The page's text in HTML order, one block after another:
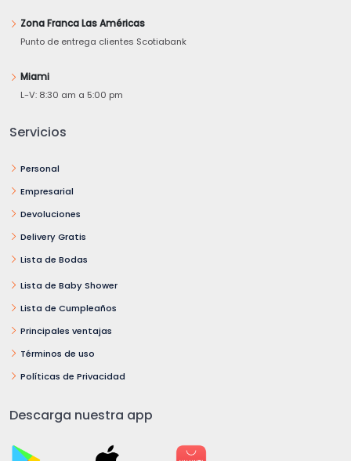
Zona Franca Las Américas
Punto de entrega clientes Scotiabank
Miami
L-V: 8:30 am a 5:00 pm
Servicios
Personal
Empresarial
Devoluciones
Delivery Gratis
Lista de Bodas
Lista de Baby Shower
Lista de Cumpleaños
Principales ventajas
Términos de uso
Políticas de Privacidad
Descarga nuestra app